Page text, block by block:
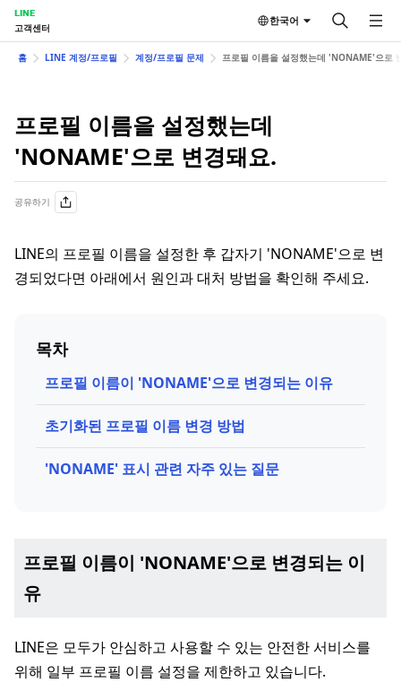
LINE
고객센터
한국어
홈 LINE 계정/프로필 계정/프로필 문제 프로필 이름을 설정했는데 'NONAME'으로
프로필 이름을 설정했는데
'NONAME'으로 변경돼요.
공유하기
LINE의 프로필 이름을 설정한 후 갑자기 'NONAME'으로 변
경되었다면 아래에서 원인과 대처 방법을 확인해 주세요.
목차
프로필 이름이 'NONAME'으로 변경되는 이유
초기화된 프로필 이름 변경 방법
'NONAME' 표시 관련 자주 있는 질문
프로필 이름이 'NONAME'으로 변경되는 이
유
LINE은 모두가 안심하고 사용할 수 있는 안전한 서비스를
위해 일부 프로필 이름 설정을 제한하고 있습니다.